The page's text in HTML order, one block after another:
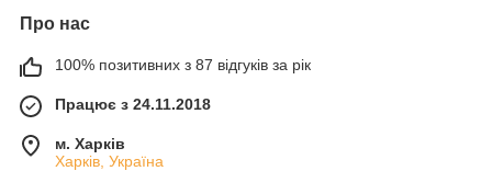
Про нас
100% позитивних з 87 відгуків за рік
Працює з 24.11.2018
м. Харків
Харків, Україна